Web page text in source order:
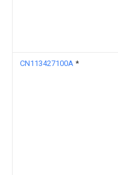
CN113427100A *